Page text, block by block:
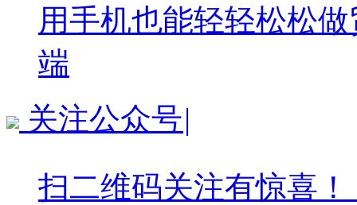
用手机也能轻轻松松
端
关注公众号|
扫二维码关注有惊喜！